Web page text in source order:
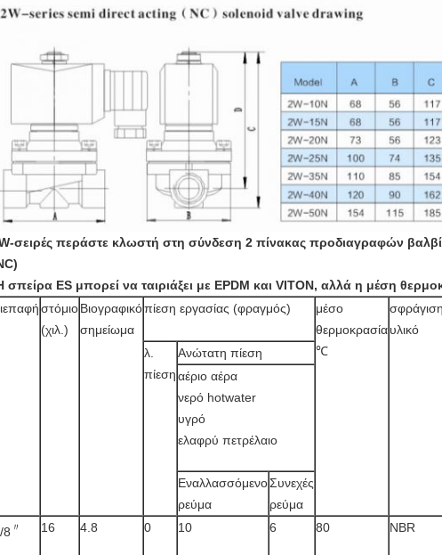
σειρές περάστε κλωστή στη σύνδεση 2 πίνακας προδιαγραφών
σπείρα ES μπορεί να ταιριάξει με EPDM και VITON, αλλά η μέση
στόμιο
(χιλ.)
Βιογραφικό
σημείωμα
πίεση εργασίας (φραγμός)
μέσο
θερμοκρασία
℃
σφράγιση
υλικό
λ.
πίεση
Ανώτατη πίεση
αέριο αέρα
νερό hotwater
υγρό
ελαφρύ πετρέλαιο
Εναλλασσόμενο
ρεύμα
Συνεχές
ρεύμα
8 〃 16 4.8 0 10 6 80 NBR